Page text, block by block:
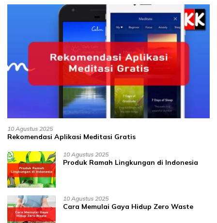
10 Agustus 2025
Rekomendasi Aplikasi Meditasi Gratis
10 Agustus 2025
Produk Ramah Lingkungan di Indonesia
10 Agustus 2025
Cara Memulai Gaya Hidup Zero Waste